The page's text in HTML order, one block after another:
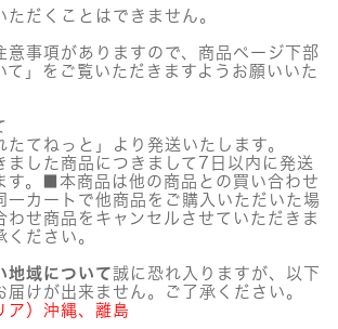
だくことはできません。
事項がありますので、商品ページ下部
て」をご覧いただきますようお願いいた
たてねっと」より発送いたします。
ました商品につきまして7日以内に発送
す。■本商品は他の商品との買い合わせ
一カートで他商品をご購入いただいた場
わせ商品をキャンセルさせていただきま
ださい。
地域について誠に恐れ入りますが、以下
届けが出来ません。ご了承ください。
）沖縄、離島